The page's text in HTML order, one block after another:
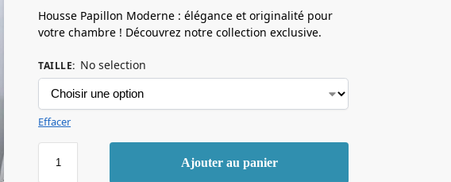
Housse Papillon Moderne : élégance et originalité pour
votre chambre ! Découvrez notre collection exclusive.
TAILLE: No selection
Effacer
Ajouter au panier